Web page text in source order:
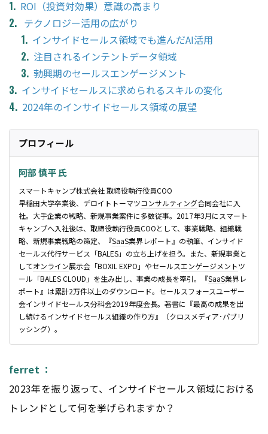
ROI（投資対効果）意識の高まり
テクノロジー活用の広がり
インサイドセールス領域でも進んだAI活用
注目されるインテントデータ領域
勃興期のセールスエンゲージメント
インサイドセールスに求められるスキルの変化
2024年のインサイドセールス領域の展望
プロフィール
阿部 慎平 氏
スマートキャンプ株式会社 取締役執行役員COO
早稲田大学卒業後、デロイトトーマツコンサルティング合同会社に入
社。大手企業の戦略、新規事業案件に多数従事。2017年3月にスマート
キャンプへ入社後は、取締役執行役員COOとして、事業戦略、組織戦
略、新規事業戦略の策定、『SaaS業界レポート』の執筆、インサイド
セールス代行サービス「BALES」の立ち上げを担う。また、新規事業と
してオンライン展示会「BOXIL EXPO」やセールスエンゲージメントツ
ール「BALES CLOUD」を生み出し、事業の成長を牽引。『SaaS業界レ
ポート』は累計2万件以上のダウンロード。セールスフォースユーザー
会インサイドセールス分科会2019年度会長。著書に『最高の成果を出
し続けるインサイドセールス組織の作り方』（クロスメディア･パブリ
ッシング）。
ferret ：
2023年を振り返って、インサイドセールス領域における
トレンドとして何を挙げられますか？